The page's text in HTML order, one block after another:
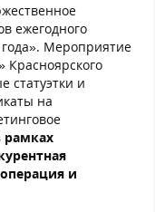
ежегодного
года». Мероприятие
Красноярского
статуэтки и
на
рамках
и